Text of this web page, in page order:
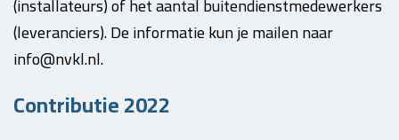
(leveranciers). De informatie kun je mailen naar
info@nvkl.nl.
Contributie 2022